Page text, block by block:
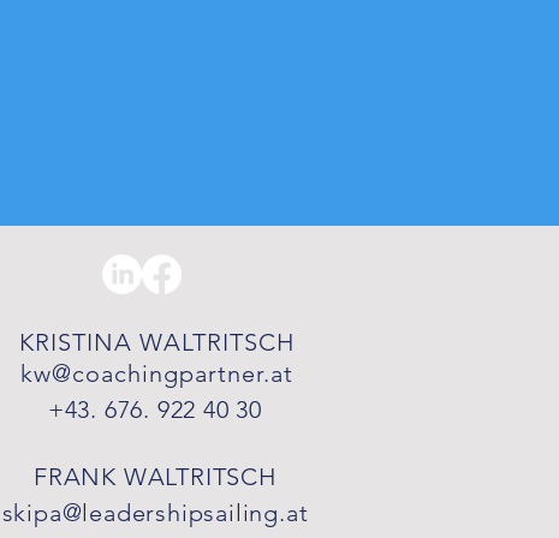
KRISTINA WALTRITSCH
kw@coachingpartner.at
+43. 676. 922 40 30
FRANK WALTRITSCH
skipa@leadershipsailing.at